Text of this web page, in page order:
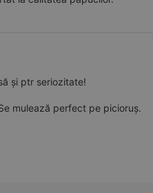
ptr munca depusă și ptr seriozitate!
mulează perfect pe picioruș.